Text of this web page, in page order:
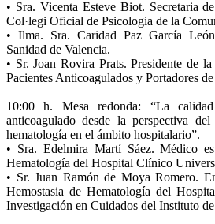
• Sra. Vicenta Esteve Biot. Secretaria
Col·legi Oficial de Psicologia de la
• Ilma. Sra. Caridad Paz García
Sanidad de Valencia.
• Sr. Joan Rovira Prats. Presidente de
Pacientes Anticoagulados y Portadores
10:00 h. Mesa redonda: “La
anticoagulado desde la perspectiva
hematología en el ámbito hospitalario”.
• Sra. Edelmira Martí Sáez. Médico
Hematología del Hospital Clínico
• Sr. Juan Ramón de Moya Romero.
Hemostasia de Hematología del
Investigación en Cuidados del Instituto